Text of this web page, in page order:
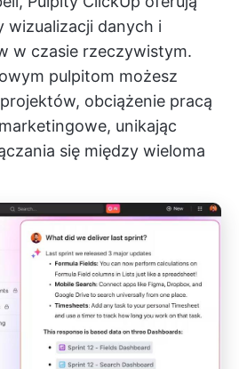
wizualizacji danych i
w czasie rzeczywistym.
pulpitom możesz
obciążenie pracą
unikając
się między wieloma